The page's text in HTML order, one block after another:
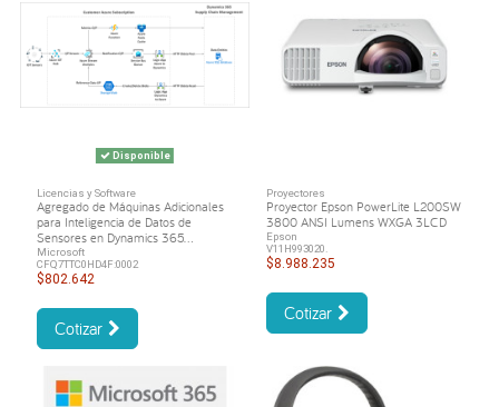
Disponible
Licencias y Software
Agregado de Máquinas Adicionales
para Inteligencia de Datos de
Sensores en Dynamics 365...
Microsoft
CFQ7TTC0HD4F:0002
$802.642
Cotizar
Proyectores
Proyector Epson PowerLite L200SW
3800 ANSI Lumens WXGA 3LCD
Epson
V11H993020.
$8.988.235
Cotizar